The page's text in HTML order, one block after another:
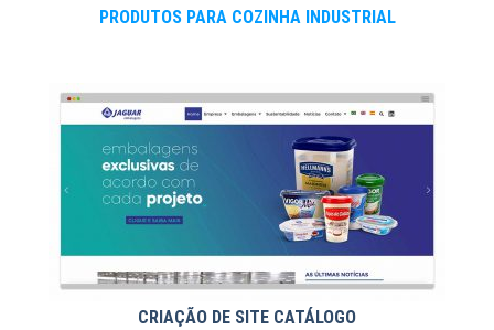
PRODUTOS PARA COZINHA INDUSTRIAL
CRIAÇÃO DE SITE CATÁLOGO